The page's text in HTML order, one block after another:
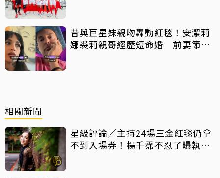
昔與巨星妹親吻轟動紅毯！安潔莉
娜裘莉親哥經歷短命婚 前妻節目
相關新聞
星級評論／主持24場三金紅毯仍拿
不到入場券！楊千霈不忍了曝執委